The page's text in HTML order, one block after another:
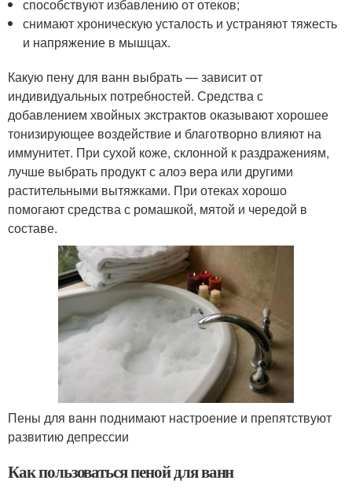
способствуют избавлению от отеков;
снимают хроническую усталость и устраняют тяжесть
и напряжение в мышцах.
Какую пену для ванн выбрать — зависит от
индивидуальных потребностей. Средства с
добавлением хвойных экстрактов оказывают хорошее
тонизирующее воздействие и благотворно влияют на
иммунитет. При сухой коже, склонной к раздражениям,
лучше выбрать продукт с алоэ вера или другими
растительными вытяжками. При отеках хорошо
помогают средства с ромашкой, мятой и чередой в
составе.
Пены для ванн поднимают настроение и препятствуют
развитию депрессии
Как пользоваться пеной для ванн